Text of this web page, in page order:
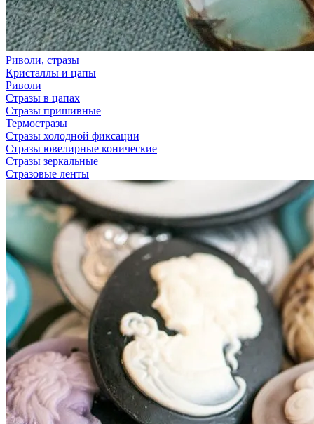
Риволи, стразы
Кристаллы и цапы
Риволи
Стразы в цапах
Стразы пришивные
Термостразы
Стразы холодной фиксации
Стразы ювелирные конические
Стразы зеркальные
Стразовые ленты